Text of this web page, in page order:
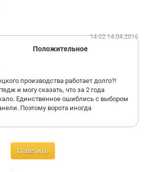
14:02 14.04.2016
Положительное
производства работает долго?!
и могу сказать, что за 2 года
Единственное ошиблись с выбором
Поэтому ворота иногда
Ответить